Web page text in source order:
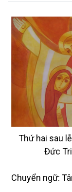
Thứ hai sau
Đức
Chuyển ngữ: